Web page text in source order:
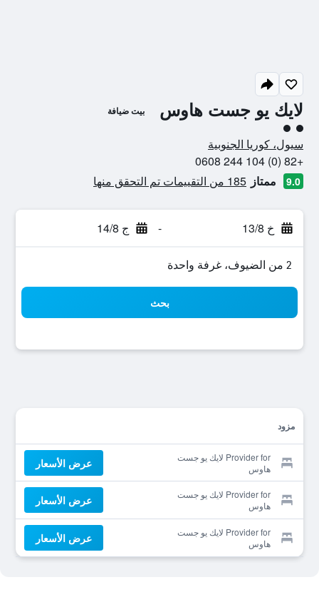
لايك يو جست هاوس بيت ضيافة
تقييم فئة 2
سيول، كوريا الجنوبية
+82 (0) 104 244 0608
9.0 ممتاز 185 من التقييمات تم التحقق منها
خ 13/8 - ج 14/8
2 من الضيوف، غرفة واحدة
بحث
مزود
Provider for لايك يو جست
هاوس
عرض الأسعار
Provider for لايك يو جست
هاوس
عرض الأسعار
Provider for لايك يو جست
هاوس
عرض الأسعار